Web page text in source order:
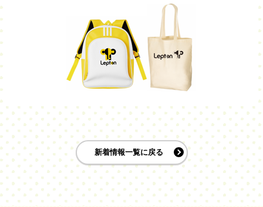
新着情報一覧に戻る